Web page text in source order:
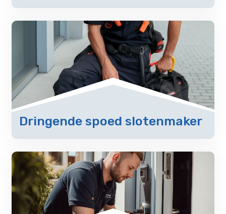
Dringende spoed slotenmaker